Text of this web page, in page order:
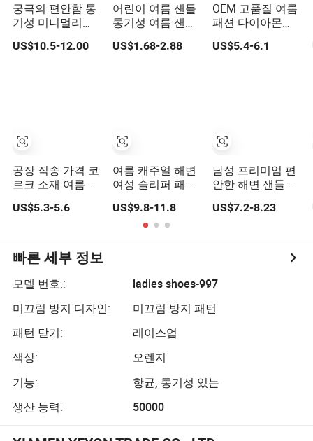
궁극의 편안함 통
기성 미니멀리스
샌들
US$10.5-12.00
공장 직송 가격 코
르크 소재 여름 샌
들 여름 야외용
US$5.3-5.6
어린이 여름 샌들
통기성 여름 샌들
로그 경량 캐주얼
US$1.68-2.88
여름 캐주얼 해변
여성 슬리퍼 패션
도매 샌들 여성 신
발 샌들
US$9.8-11.8
OEM 고품질 여름
패션 다이아몬드
전기 도금 힐 파티
US$5.4-6.1
남성 프리미엄 편
안한 해변 샌들로
궁극적인 여름 휴
식을 즐기세요
US$7.2-8.23
빠른 세부 정보
모델 번호.:
ladies shoes-997
미끄럼 방지 디자인:
미끄럼 방지 패턴
패턴 닫기:
레이스업
색상:
오렌지
기능:
항균, 통기성 있는
생산 능력:
50000